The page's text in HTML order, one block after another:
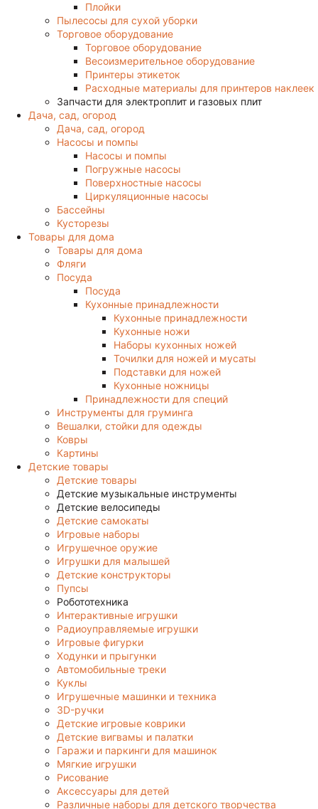
Плойки
Пылесосы для сухой уборки
Торговое оборудование
Торговое оборудование
Весоизмерительное оборудование
Принтеры этикеток
Расходные материалы для принтеров наклеек
Запчасти для электроплит и газовых плит
Дача, сад, огород
Дача, сад, огород
Насосы и помпы
Насосы и помпы
Погружные насосы
Поверхностные насосы
Циркуляционные насосы
Бассейны
Кусторезы
Товары для дома
Товары для дома
Фляги
Посуда
Посуда
Кухонные принадлежности
Кухонные принадлежности
Кухонные ножи
Наборы кухонных ножей
Точилки для ножей и мусаты
Подставки для ножей
Кухонные ножницы
Принадлежности для специй
Инструменты для груминга
Вешалки, стойки для одежды
Ковры
Картины
Детские товары
Детские товары
Детские музыкальные инструменты
Детские велосипеды
Детские самокаты
Игровые наборы
Игрушечное оружие
Игрушки для малышей
Детские конструкторы
Пупсы
Робототехника
Интерактивные игрушки
Радиоуправляемые игрушки
Игровые фигурки
Ходунки и прыгунки
Автомобильные треки
Куклы
Игрушечные машинки и техника
3D-ручки
Детские игровые коврики
Детские вигвамы и палатки
Гаражи и паркинги для машинок
Мягкие игрушки
Рисование
Аксессуары для детей
Различные наборы для детского творчества